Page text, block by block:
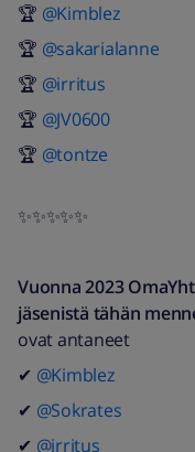
🏆 @Kimblez
🏆 @sakarialanne
🏆 @irritus
🏆 @JV0600
🏆 @tontze
✨✨✨✨✨
Vuonna 2023
jäsenistä tähän
ovat antaneet
✔ @Kimblez
✔ @Sokrates
✔ @irritus